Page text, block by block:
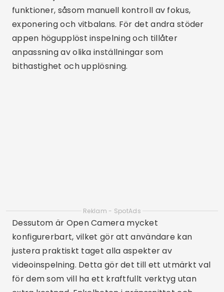
videoinspelning. Detta gör det till ett utmärkt val
för dem som vill ha ett kraftfullt verktyg utan
extra kostnad. Enkelheten i gränssnittet och
frånvaron av annonser är andra positiva punkter
med denna applikation.
användare kan justera exponering, slutartid och
ISO.
Dessutom har ProCam 8 flera
bildstabiliseringsalternativ och stöd för slow
motion-inspelning. Det intuitiva gränssnittet och
anpassningsalternativen gör den här appen till